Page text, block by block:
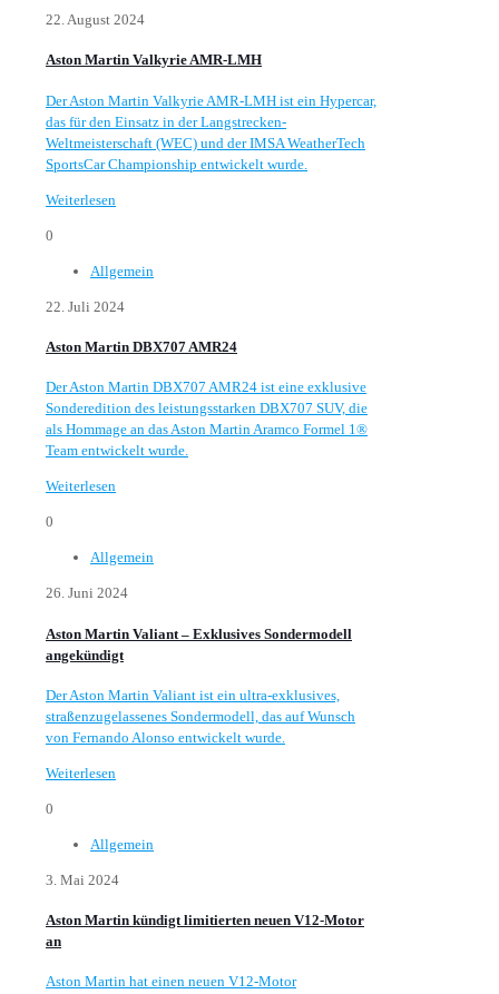
22. August 2024
Aston Martin Valkyrie AMR-LMH
Der Aston Martin Valkyrie AMR-LMH ist ein Hypercar,
das für den Einsatz in der Langstrecken-
Weltmeisterschaft (WEC) und der IMSA WeatherTech
SportsCar Championship entwickelt wurde.
Weiterlesen
0
Allgemein
22. Juli 2024
Aston Martin DBX707 AMR24
Der Aston Martin DBX707 AMR24 ist eine exklusive
Sonderedition des leistungsstarken DBX707 SUV, die
als Hommage an das Aston Martin Aramco Formel 1®
Team entwickelt wurde.
Weiterlesen
0
Allgemein
26. Juni 2024
Aston Martin Valiant – Exklusives Sondermodell
angekündigt
Der Aston Martin Valiant ist ein ultra-exklusives,
straßenzugelassenes Sondermodell, das auf Wunsch
von Fernando Alonso entwickelt wurde.
Weiterlesen
0
Allgemein
3. Mai 2024
Aston Martin kündigt limitierten neuen V12-Motor
an
Aston Martin hat einen neuen V12-Motor